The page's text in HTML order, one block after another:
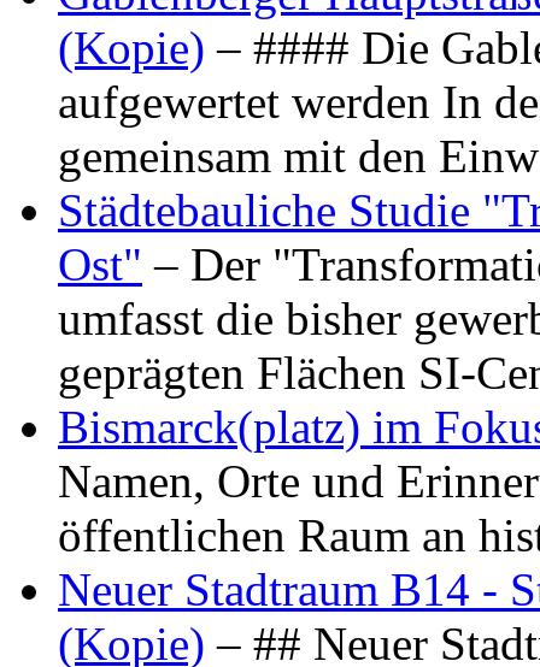
(Kopie) – #### Die
aufgewertet werden In
gemeinsam mit den
Städtebauliche Studie
Ost" – Der
umfasst die bisher
geprägten Flächen SI-
Bismarck(platz) im
Namen, Orte und
öffentlichen Raum an
Neuer Stadtraum B14 -
(Kopie) – ## Neuer